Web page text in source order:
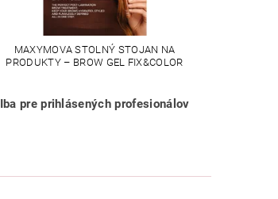
MAXYMOVA STOLNÝ STOJAN NA
PRODUKTY – BROW GEL FIX&COLOR
Iba pre prihlásených profesionálov